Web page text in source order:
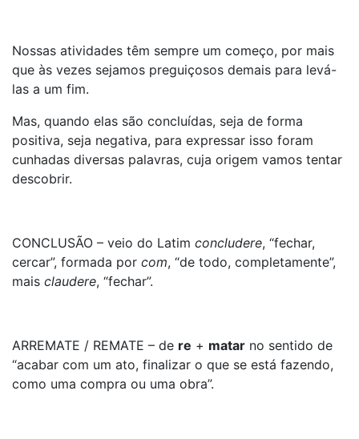
Nossas atividades têm sempre um começo, por mais
que às vezes sejamos preguiçosos demais para levá-
las a um fim.
Mas, quando elas são concluídas, seja de forma
positiva, seja negativa, para expressar isso foram
cunhadas diversas palavras, cuja origem vamos tentar
descobrir.
CONCLUSÃO – veio do Latim concludere, “fechar,
cercar”, formada por com, “de todo, completamente”,
mais claudere, “fechar”.
ARREMATE / REMATE – de re + matar no sentido de
“acabar com um ato, finalizar o que se está fazendo,
como uma compra ou uma obra”.